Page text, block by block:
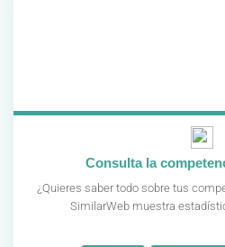
Consulta la
¿Quieres saber todo sobre tus
SimilarWeb muestra